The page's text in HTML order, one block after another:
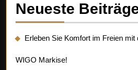
Neueste
Erleben Sie Komfort im Freien mit
WIGO Markise!